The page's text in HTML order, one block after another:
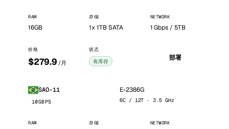
RAM
16GB
存储
1x 1TB SATA
NETWORK
1 Gbps / 5TB
价格
$279.9 /月
状态
有库存 部署
SAO-11
10GBPS
E-2386G
6C / 12T · 3.5 GHz
RAM 存储 NETWORK